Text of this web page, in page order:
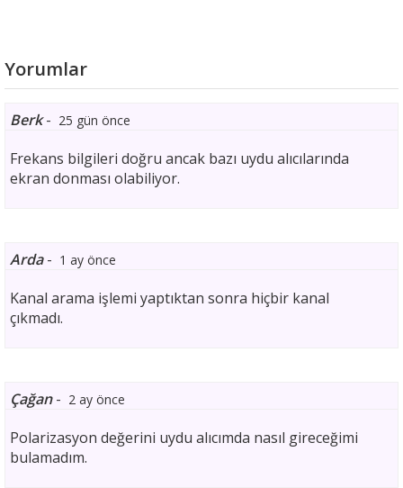
Yorumlar
Berk- 25 gün önce
Frekans bilgileri doğru ancak bazı uydu alıcılarında
ekran donması olabiliyor.
Arda- 1 ay önce
Kanal arama işlemi yaptıktan sonra hiçbir kanal
çıkmadı.
Çağan- 2 ay önce
Polarizasyon değerini uydu alıcımda nasıl gireceğimi
bulamadım.